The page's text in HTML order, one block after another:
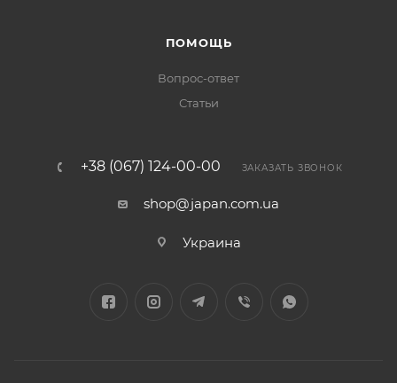
ПОМОЩЬ
Вопрос-ответ
Статьи
+38 (067) 124-00-00 ЗАКАЗАТЬ ЗВОНОК
shop@japan.com.ua
Украина